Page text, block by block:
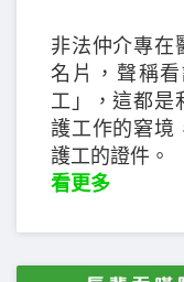
非法仲介專在
名片，聲稱
工」，這都是
護工作的窘境
護工的證件。
看更多